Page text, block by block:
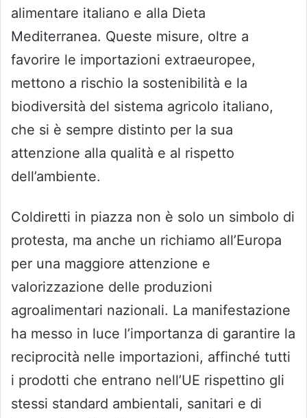
alimentare italiano e alla Dieta
Mediterranea. Queste misure, oltre a
favorire le importazioni extraeuropee,
mettono a rischio la sostenibilità e la
biodiversità del sistema agricolo italiano,
che si è sempre distinto per la sua
attenzione alla qualità e al rispetto
dell’ambiente.
Coldiretti in piazza non è solo un simbolo di
protesta, ma anche un richiamo all’Europa
per una maggiore attenzione e
valorizzazione delle produzioni
agroalimentari nazionali. La manifestazione
ha messo in luce l’importanza di garantire la
reciprocità nelle importazioni, affinché tutti
i prodotti che entrano nell’UE rispettino gli
stessi standard ambientali, sanitari e di